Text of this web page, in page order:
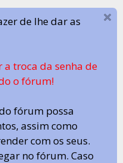
de lhe dar as
a troca da senha de
o fórum!
fórum possa
assim como
com os seus.
no fórum. Caso